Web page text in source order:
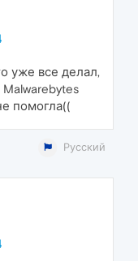
уже все делал,
помогла((
Русский